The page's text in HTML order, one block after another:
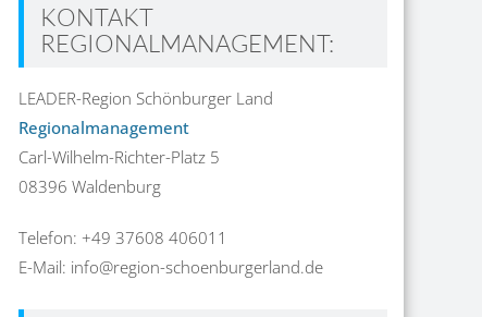
KONTAKT
REGIONALMANAGEMENT:
LEADER-Region Schönburger Land
Regionalmanagement
Carl-Wilhelm-Richter-Platz 5
08396 Waldenburg
Telefon: +49 37608 406011
E-Mail: info@region-schoenburgerland.de